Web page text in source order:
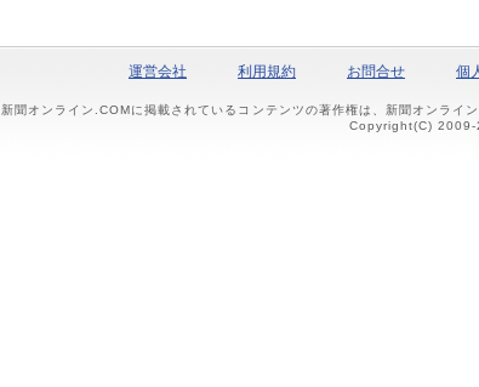
運営会社 利用規約 お問合せ 個
新聞オンライン.COMに掲載されているコンテンツの著作権は、新聞オンライ
Copyright(C) 2009-